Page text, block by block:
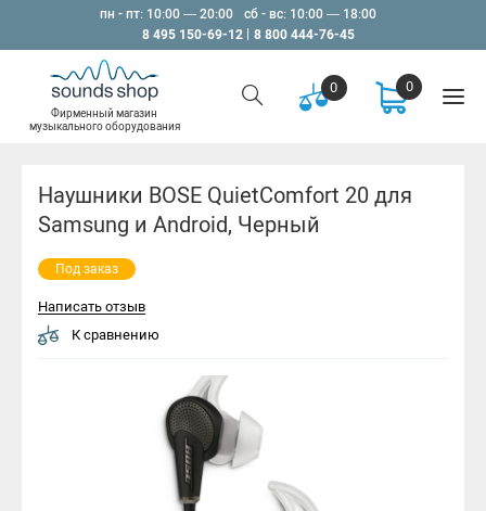
пн - пт: 10:00 — 20:00
сб - вс: 10:00 — 18:00
8 495 150-69-12
8 800 444-76-45
Фирменный магазин
музыкального оборудования
0 0
Наушники BOSE QuietComfort 20 для
Samsung и Android, Черный
Под заказ
Написать отзыв
К сравнению